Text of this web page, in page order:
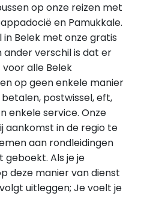
op onze reizen met
en Pamukkale.
Belek met onze gratis
verschil is dat er
alle Belek
op geen enkele manier
postwissel, eft,
enkele service. Onze
aankomst in de regio te
aan rondleidingen
geboekt. Als je je
deze manier van dienst
uitleggen; Je voelt je